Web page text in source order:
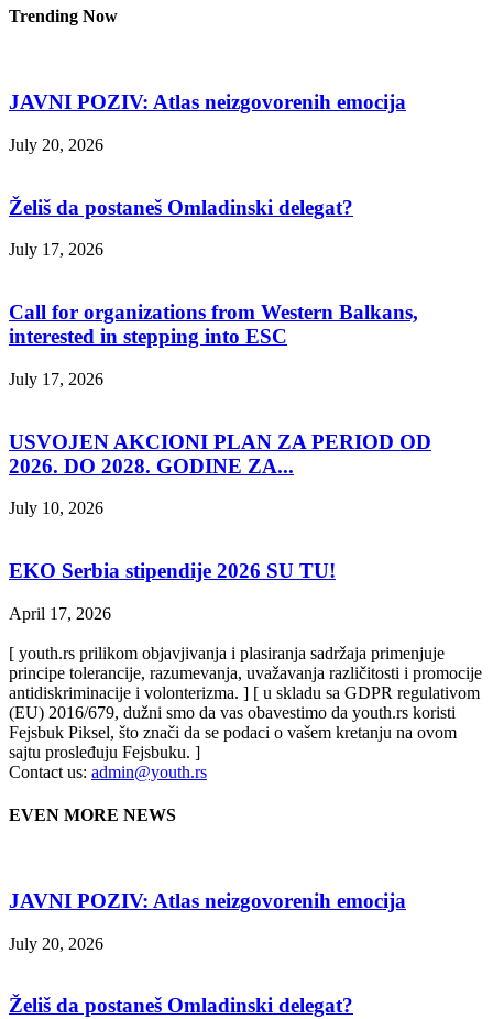
Trending Now
JAVNI POZIV: Atlas neizgovorenih emocija
July 20, 2026
Želiš da postaneš Omladinski delegat?
July 17, 2026
Call for organizations from Western Balkans,
interested in stepping into ESC
July 17, 2026
USVOJEN AKCIONI PLAN ZA PERIOD OD
2026. DO 2028. GODINE ZA...
July 10, 2026
EKO Serbia stipendije 2026 SU TU!
April 17, 2026
[ youth.rs prilikom objavjivanja i plasiranja sadržaja primenjuje
principe tolerancije, razumevanja, uvažavanja različitosti i promocije
antidiskriminacije i volonterizma. ] [ u skladu sa GDPR regulativom
(EU) 2016/679, dužni smo da vas obavestimo da youth.rs koristi
Fejsbuk Piksel, što znači da se podaci o vašem kretanju na ovom
sajtu prosleđuju Fejsbuku. ]
Contact us: admin@youth.rs
EVEN MORE NEWS
JAVNI POZIV: Atlas neizgovorenih emocija
July 20, 2026
Želiš da postaneš Omladinski delegat?